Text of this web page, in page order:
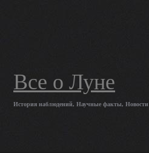
Все о Луне
История наблюдений, Научные факты, Новости